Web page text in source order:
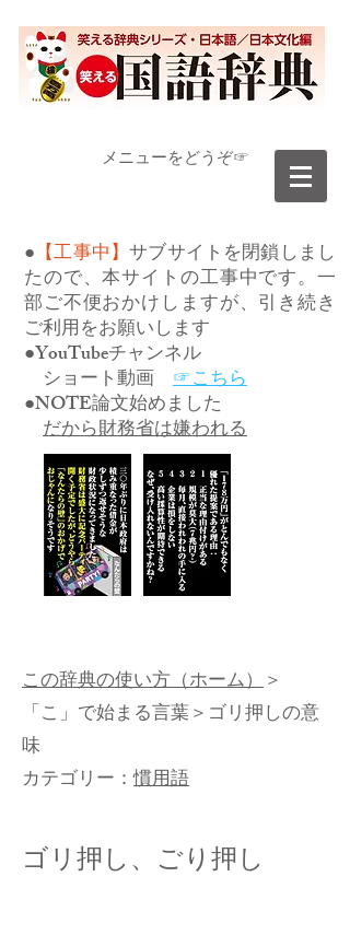
​メニューをどうぞ☞
● 【工事中】サブサイトを閉鎖しまし
たので、本サイトの工事中です。一
部ご不便おかけしますが、引き続き
ご利用をお願いします
●YouTubeチャンネル
ショート動画 ☞こちら
●NOTE論文始めました
だから財務省は嫌われる
この辞典の使い方（ホーム）＞
「こ」で始まる言葉＞ゴリ押しの意
味
カテゴリー：慣用語
ゴリ押し、ごり押し